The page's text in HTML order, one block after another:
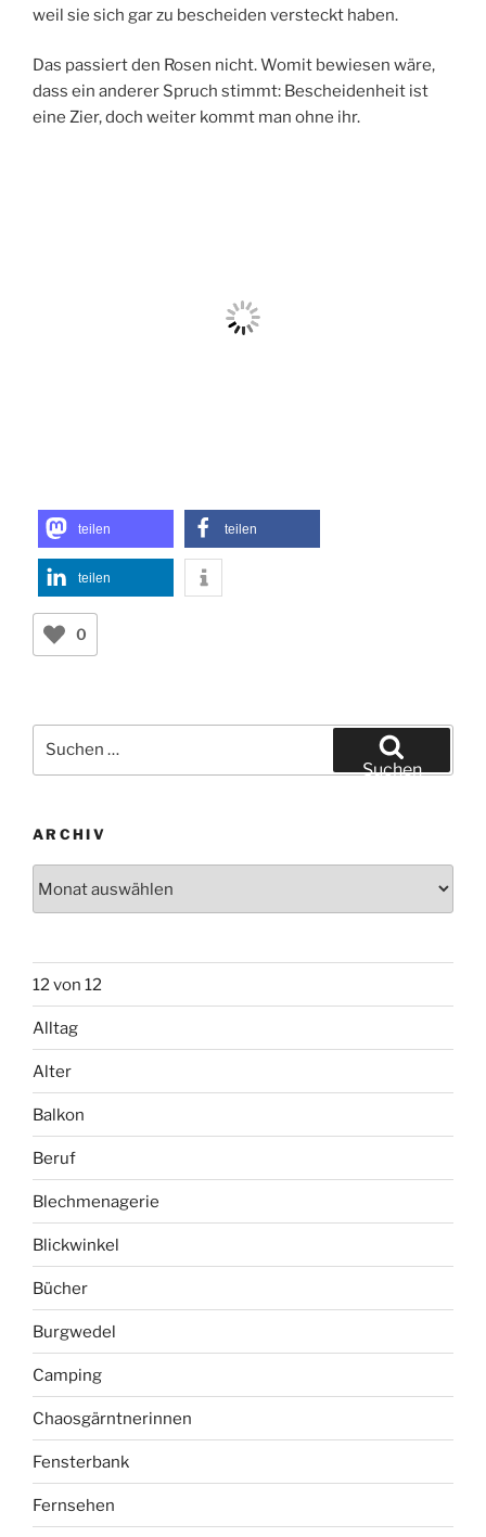
weil sie sich gar zu bescheiden versteckt haben.
Das passiert den Rosen nicht. Womit bewiesen wäre,
dass ein anderer Spruch stimmt: Bescheidenheit ist
eine Zier, doch weiter kommt man ohne ihr.
teilen teilen
teilen
0
nach:
Suchen
ARCHIV
12 von 12
Alltag
Alter
Balkon
Beruf
Blechmenagerie
Blickwinkel
Bücher
Burgwedel
Camping
Chaosgärntnerinnen
Fensterbank
Fernsehen